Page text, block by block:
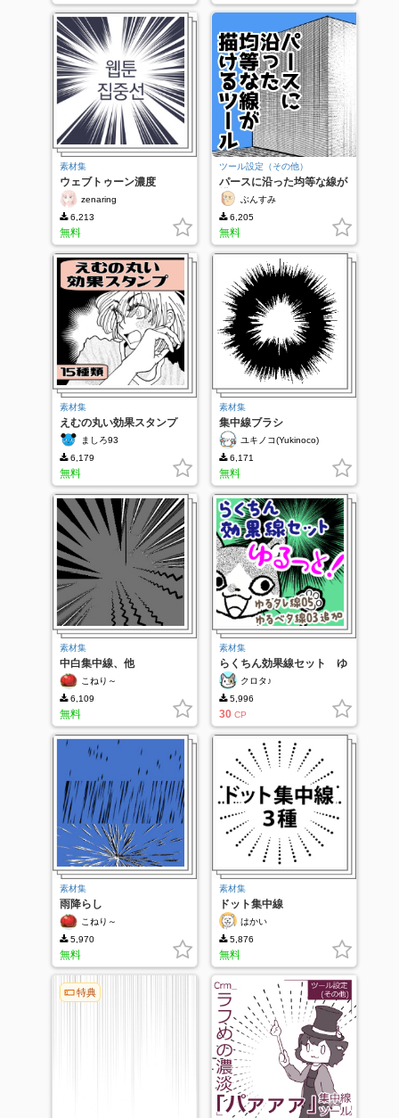
素材集
ウェブトゥーン濃度
zenaring
6,213
無料
ツール設定（その他）
パースに沿った均等な線が
描けるツール
ぶんすみ
6,205
無料
素材集
えむの丸い効果スタンプ
ましろ93
6,179
無料
素材集
集中線ブラシ
ユキノコ(Yukinoco)
6,171
無料
素材集
中白集中線、他
こねり～
6,109
無料
素材集
らくちん効果線セット ゆ
るっと！クロタ♪
5,996
30 CP
素材集
雨降らし
こねり～
5,970
無料
素材集
ドット集中線
はかい
5,876
無料
特典